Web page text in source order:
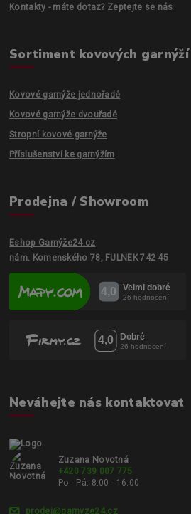
Kontakty - máte dotaz? Zeptejte se nás
Sortiment kovových garnýží
Kovové garnýže jednořadé
Kovové garnýže dvouřadé
Stropní kovové garnýže
Příslušenství ke garnýžím
Prodejna / Showroom
Eshop Garnýže24.cz
nám. Komenského 78, FULNEK 742 45
Neváhejte nás kontaktovat
Zuzana Novotná
+420 739 007 775
Po - Pá: 8:00 - 16:00
prodej@garnyze24.cz